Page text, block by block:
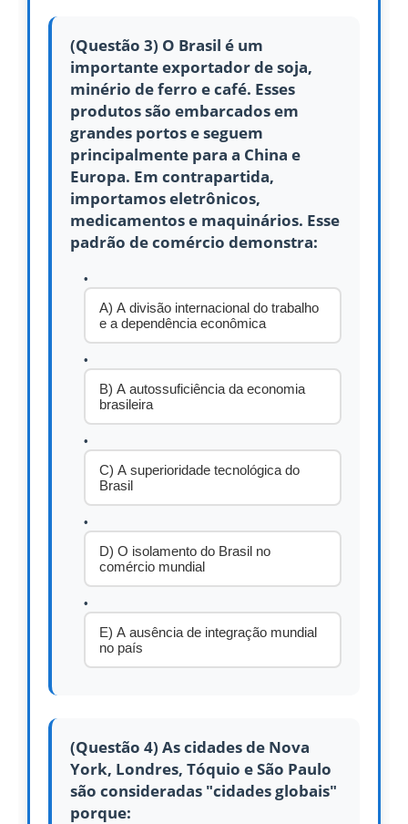
(Questão 3) O Brasil é um
importante exportador de soja,
minério de ferro e café. Esses
produtos são embarcados em
grandes portos e seguem
principalmente para a China e
Europa. Em contrapartida,
importamos eletrônicos,
medicamentos e maquinários. Esse
padrão de comércio demonstra:
A) A divisão internacional do trabalho
e a dependência econômica
B) A autossuficiência da economia
brasileira
C) A superioridade tecnológica do
Brasil
D) O isolamento do Brasil no
comércio mundial
E) A ausência de integração mundial
no país
(Questão 4) As cidades de Nova
York, Londres, Tóquio e São Paulo
são consideradas "cidades globais"
porque: